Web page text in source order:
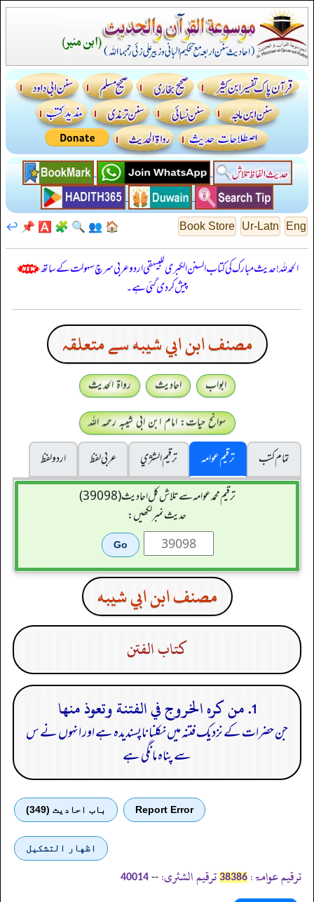
Eng
Ur-Latn
Book Store
🏠
👥
🔍
🧩
🅰️
📌
↩️
الحمدللہ! حدیث مبارک کی کتاب السنن الكبرى للبيهقي اردو عربی سرچ سہولت کے ساتھ
پیش کر دی گئی ہے۔
مصنف ابن ابي شيبه سے متعلقہ
ابواب احادیث
رواۃ الحدیث
سوانح حیات: امام ابن ابی شیبہ رحمہ اللہ
تمام کتب
ترقیم عوامہ ترقيم الشژي عربی لفظ
اردو لفظ
ترقیم محمدعوامہ سے تلاش کل احادیث (39098)
حدیث نمبر لکھیں:
مصنف ابن ابي شيبه
كتاب الفتن
1. من كره الخروج في الفتنة وتعوذ منها
جن حضرات کے نزدیک فتنہ میں نکلنا ناپسندیدہ ہے اور انہوں نے س
سے پناہ مانگی ہے
Report Error باب احادیث (349)
اظهار التشكيل
ترقیم عوامۃ: 38386 ترقیم الشثری: --
40014